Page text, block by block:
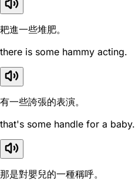
耙進一些堆肥。
there is some hammy acting.
有一些誇張的表演。
that's some handle for a baby.
那是對嬰兒的一種稱呼。